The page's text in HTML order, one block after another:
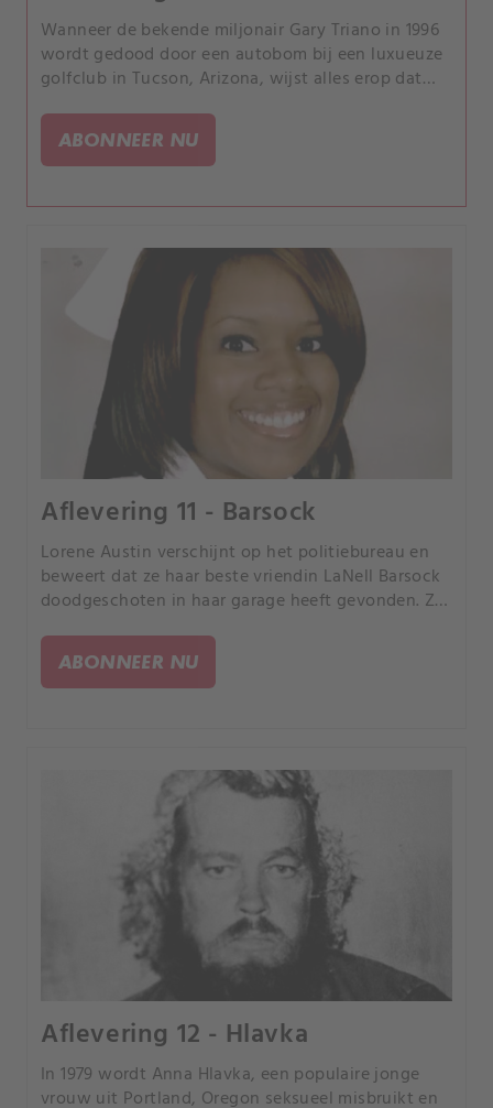
Wanneer de bekende miljonair Gary Triano in 1996
wordt gedood door een autobom bij een luxueuze
golfclub in Tucson, Arizona, wijst alles erop dat
hebben gepleegd vanwege onbetaalde schulden.
ABONNEER NU
Aflevering 11 - Barsock
Lorene Austin verschijnt op het politiebureau en
beweert dat ze haar beste vriendin LaNell Barsock
doodgeschoten in haar garage heeft gevonden. Ze
ABONNEER NU
Aflevering 12 - Hlavka
In 1979 wordt Anna Hlavka, een populaire jonge
vrouw uit Portland, Oregon seksueel misbruikt en